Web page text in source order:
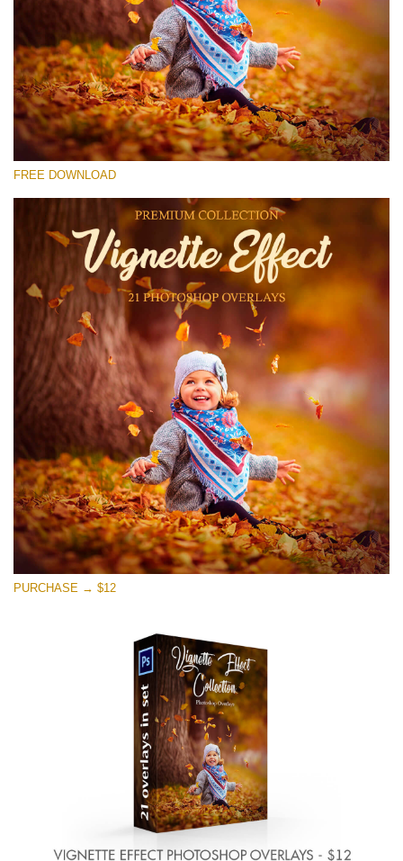
Por favor selecione
Free Photoshop Overlay #27
Small 800*533px
Vignette Effect
(21 Overlays)
Sky Boundless
(347 Overlays)
Large 6000*4000px
Entire Collection
(1783 Overlays)
Large 6000*4000px
Download Grátis
FREE DOWNLOAD
PURCHASE → $12